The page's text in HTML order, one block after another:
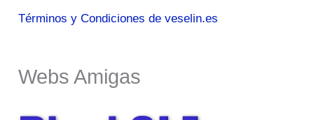
Términos y Condiciones de veselin.es
Webs Amigas